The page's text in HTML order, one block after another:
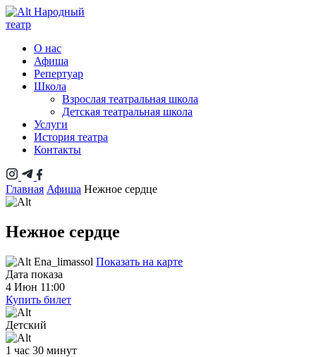
Народный
театр
О нас
Афиша
Репертуар
Школа
Взрослая театральная школа
Детская театральная школа
Услуги
История театра
Контакты
Главная Афиша Нежное сердце
Нежное сердце
Ena_limassol Показать на карте
Дата показа
4 Июн 11:00
Купить билет
Детский
1 час 30 минут